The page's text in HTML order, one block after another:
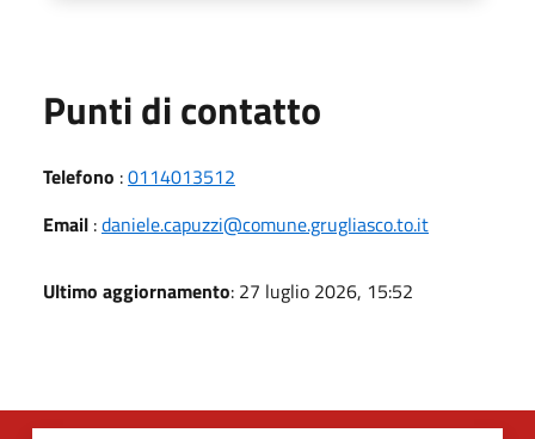
Punti di contatto
Telefono :0114013512
Email :daniele.capuzzi@comune.grugliasco.to.it
Ultimo aggiornamento: 27 luglio 2026, 15:52